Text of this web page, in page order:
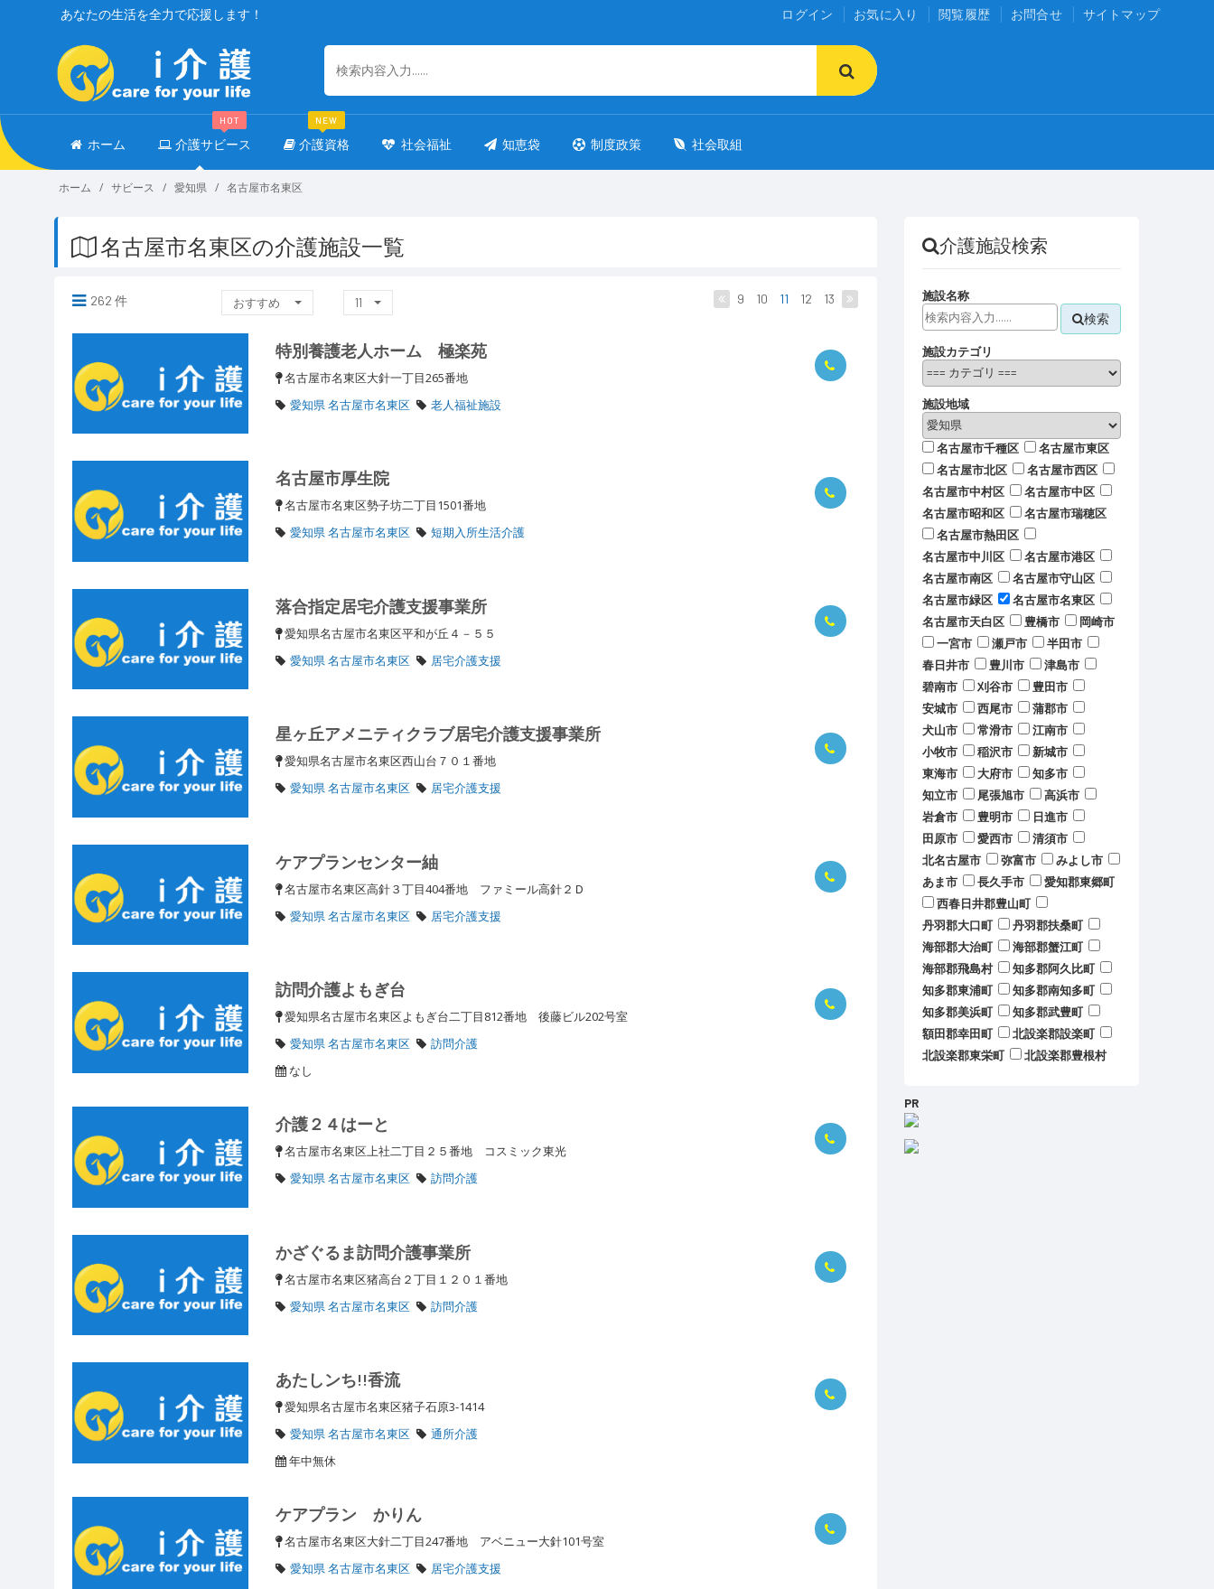
ログイン お気に入り 閲覧履歴 お問合せ サイトマップ
あなたの生活を全力で応援します！
ホーム 介護サビース
HOT
介護資格
NEW
社会福祉 知恵袋 制度政策 社会取組
ホーム サビース 愛知県 名古屋市名東区
名古屋市名東区の介護施設一覧
262 件 おすすめ 11 9 10 11 12 13
特別養護老人ホーム 極楽苑
名古屋市名東区大針一丁目265番地
愛知県 名古屋市名東区
老人福祉施設
名古屋市厚生院
名古屋市名東区勢子坊二丁目1501番地
愛知県 名古屋市名東区
短期入所生活介護
落合指定居宅介護支援事業所
愛知県名古屋市名東区平和が丘４－５５
愛知県 名古屋市名東区
居宅介護支援
星ヶ丘アメニティクラブ居宅介護支援事業所
愛知県名古屋市名東区西山台７０１番地
愛知県 名古屋市名東区
居宅介護支援
ケアプランセンター紬
名古屋市名東区高針３丁目404番地 ファミール高針２Ｄ
愛知県 名古屋市名東区
居宅介護支援
訪問介護よもぎ台
愛知県名古屋市名東区よもぎ台二丁目812番地 後藤ビル202号室
愛知県 名古屋市名東区
訪問介護
なし
介護２４はーと
名古屋市名東区上社二丁目２５番地 コスミック東光
愛知県 名古屋市名東区
訪問介護
かざぐるま訪問介護事業所
名古屋市名東区猪高台２丁目１２０１番地
愛知県 名古屋市名東区
訪問介護
あたしンち!!香流
愛知県名古屋市名東区猪子石原3-1414
愛知県 名古屋市名東区
通所介護
年中無休
ケアプラン かりん
名古屋市名東区大針二丁目247番地 アベニュー大針101号室
愛知県 名古屋市名東区
居宅介護支援
介護施設検索
施設名称
検索
施設カテゴリ
施設地域
名古屋市千種区
名古屋市東区
名古屋市北区
名古屋市西区
名古屋市中村区
名古屋市中区
名古屋市昭和区
名古屋市瑞穂区
名古屋市熱田区
名古屋市中川区
名古屋市港区
名古屋市南区
名古屋市守山区
名古屋市緑区
名古屋市名東区
名古屋市天白区
豊橋市
岡崎市
一宮市
瀬戸市
半田市
春日井市
豊川市
津島市
碧南市
刈谷市
豊田市
安城市
西尾市
蒲郡市
犬山市
常滑市
江南市
小牧市
稲沢市
新城市
東海市
大府市
知多市
知立市
尾張旭市
高浜市
岩倉市
豊明市
日進市
田原市
愛西市
清須市
北名古屋市
弥富市
みよし市
あま市
長久手市
愛知郡東郷町
西春日井郡豊山町
丹羽郡大口町
丹羽郡扶桑町
海部郡大治町
海部郡蟹江町
海部郡飛島村
知多郡阿久比町
知多郡東浦町
知多郡南知多町
知多郡美浜町
知多郡武豊町
額田郡幸田町
北設楽郡設楽町
北設楽郡東栄町
北設楽郡豊根村
PR